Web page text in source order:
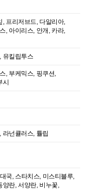
프리저브드, 다알리아,
, 아이리스, 안개, 카라,
유킬립투스
, 부케믹스, 핑쿠션,
시
라넌큘러스, 튤립
국, 스타치스, 미스티블루,
란, 서양란, 비누꽃,